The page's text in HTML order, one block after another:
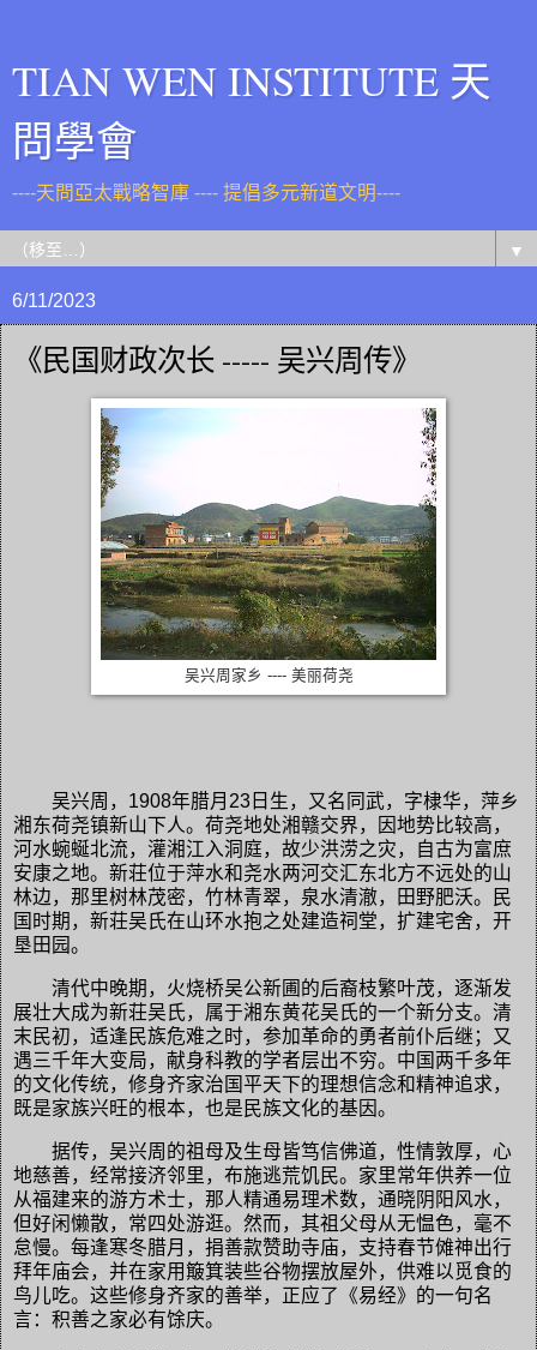
TIAN WEN INSTITUTE 天
問學會
----天問亞太戰略智庫 ---- 提倡多元新道文明----
▼
6/11/2023
《民国财政次长 ----- 吴兴周传》
吴兴周家乡 ---- 美丽荷尧
吴兴周，1908年腊月23日生，又名同武，字棣华，萍乡
湘东荷尧镇新山下人。荷尧地处湘赣交界，因地势比较高，
河水蜿蜒北流，灌湘江入洞庭，故少洪涝之灾，自古为富庶
安康之地。新荘位于萍水和尧水两河交汇东北方不远处的山
林边，那里树林茂密，竹林青翠，泉水清澈，田野肥沃。民
国时期，新荘吴氏在山环水抱之处建造祠堂，扩建宅舍，开
垦田园。
清代中晚期，火烧桥吴公新圃的后裔枝繁叶茂，逐渐发
展壮大成为新荘吴氏，属于湘东黄花吴氏的一个新分支。清
末民初，适逢民族危难之时，参加革命的勇者前仆后继；又
遇三千年大变局，献身科教的学者层出不穷。中国两千多年
的文化传统，修身齐家治国平天下的理想信念和精神追求，
既是家族兴旺的根本，也是民族文化的基因。
据传，吴兴周的祖母及生母皆笃信佛道，性情敦厚，心
地慈善，经常接济邻里，布施逃荒饥民。家里常年供养一位
从福建来的游方术士，那人精通易理术数，通晓阴阳风水，
但好闲懒散，常四处游逛。然而，其祖父母从无愠色，毫不
怠慢。每逢寒冬腊月，捐善款赞助寺庙，支持春节傩神出行
拜年庙会，并在家用簸箕装些谷物摆放屋外，供难以觅食的
鸟儿吃。这些修身齐家的善举，正应了《易经》的一句名
言：积善之家必有馀庆。